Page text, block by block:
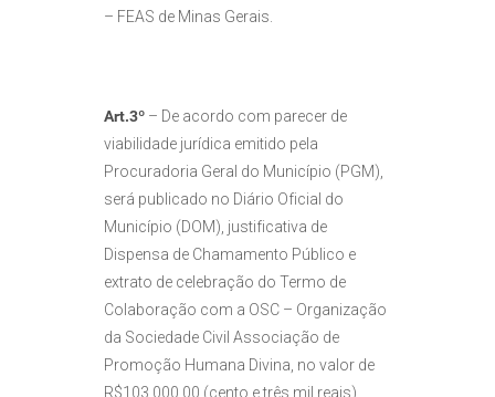
– FEAS de Minas Gerais.
Art.3º – De acordo com parecer de
viabilidade jurídica emitido pela
Procuradoria Geral do Município (PGM),
será publicado no Diário Oficial do
Município (DOM), justificativa de
Dispensa de Chamamento Público e
extrato de celebração do Termo de
Colaboração com a OSC – Organização
da Sociedade Civil Associação de
Promoção Humana Divina, no valor de
R$103.000,00 (cento e três mil reais).